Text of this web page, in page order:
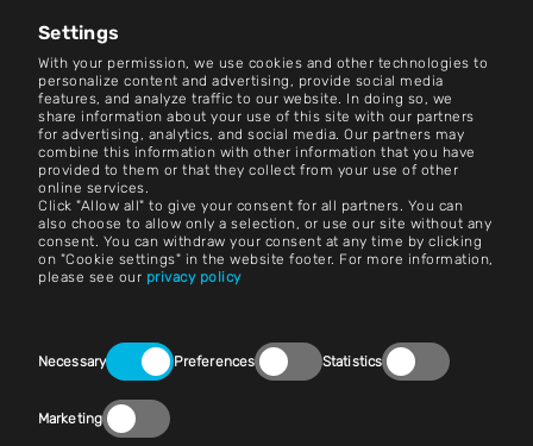
Settings
With your permission, we use cookies and other technologies to
personalize content and advertising, provide social media
features, and analyze traffic to our website. In doing so, we
share information about your use of this site with our partners
for advertising, analytics, and social media. Our partners may
combine this information with other information that you have
provided to them or that they collect from your use of other
online services.
Click "Allow all" to give your consent for all partners. You can
also choose to allow only a selection, or use our site without any
consent. You can withdraw your consent at any time by clicking
on "Cookie settings" in the website footer. For more information,
please see our privacy policy
Selection
Necessary Preferences Statistics
Marketing
新闻中心
联系方式
职业生涯
条款和条件
版本说明
法律声明
联系方式
Cookie 设置